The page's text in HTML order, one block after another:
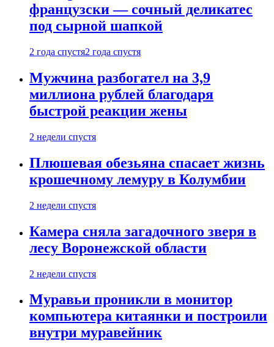
французски — сочный деликатес
под сырной шапкой
2 года спустя2 года спустя
Мужчина разбогател на 3,9
миллиона рублей благодаря
быстрой реакции жены
2 недели спустя
Плюшевая обезьяна спасает жизнь
крошечному лемуру в Колумбии
2 недели спустя
Камера сняла загадочного зверя в
лесу Воронежской области
2 недели спустя
Муравьи проникли в монитор
компьютера китаянки и построили
внутри муравейник